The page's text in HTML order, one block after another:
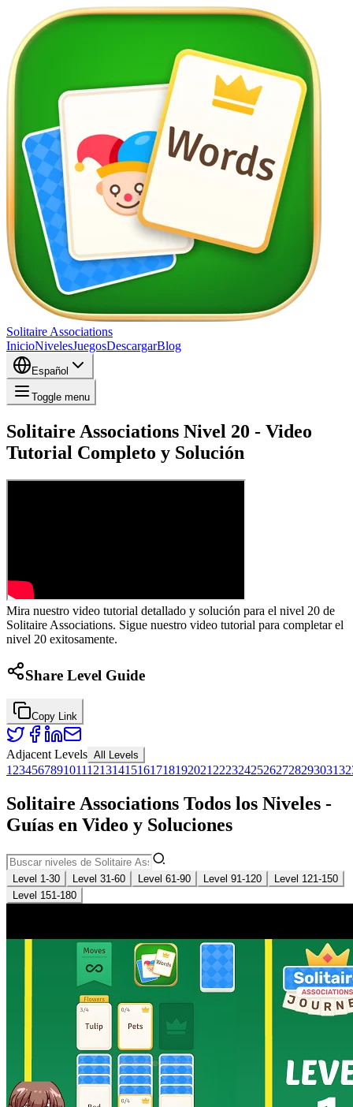
Solitaire Associations
InicioNivelesJuegosDescargarBlog
Español
Toggle menu
Solitaire Associations Nivel 20 - Video
Tutorial Completo y Solución
Mira nuestro video tutorial detallado y solución para el nivel 20 de
Solitaire Associations. Sigue nuestro video tutorial para completar el
nivel 20 exitosamente.
Share Level Guide
Copy Link
Adjacent Levels All Levels
1 23456789101112131415161718192021 2223242526272829303132
Solitaire Associations Todos los Niveles -
Guías en Video y Soluciones
Level 1-30 Level 31-60 Level 61-90 Level 91-120
Level 121-150
Level 151-180